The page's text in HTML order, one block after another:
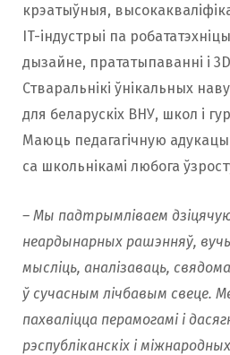
крэатыўныя,
IT-індустрыі па
дызайне, прататыпаванні і
Стваральнікі ўнікальных
для беларускіх ВНУ, школ і
Маюць педагагічную
са школьнікамі любога
– Мы падтрымліваем
неардынарных рашэнняў,
мысліць, аналізаваць,
ў сучасным лічбавым свеце.
пахваліцца перамогамі і
рэспубліканскіх і